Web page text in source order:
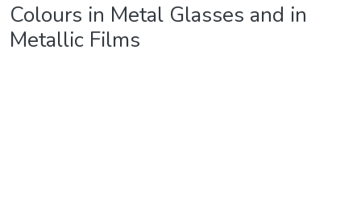
Colours in Metal Glasses and in
Metallic Films